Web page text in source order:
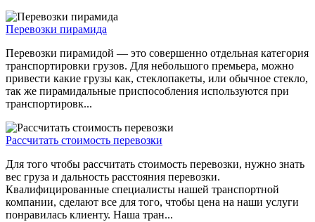
Перевозки пирамида
Перевозки пирамидой — это совершенно отдельная категория
транспортировки грузов. Для небольшого премьера, можно
привести какие грузы как, стеклопакеты, или обычное стекло,
так же пирамидальные приспособления используются при
транспортировк...
Рассчитать стоимость перевозки
Для того чтобы рассчитать стоимость перевозки, нужно знать
вес груза и дальность расстояния перевозки.
Квалифицированные специалисты нашей транспортной
компании, сделают все для того, чтобы цена на наши услуги
понравилась клиенту. Наша тран...